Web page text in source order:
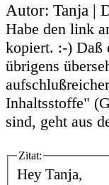
Autor: Tanja |
Habe den link
kopiert. :-) Daß
übrigens
Inhaltsstoffe"
sind, geht aus
Zitat:
Hey Tanja,